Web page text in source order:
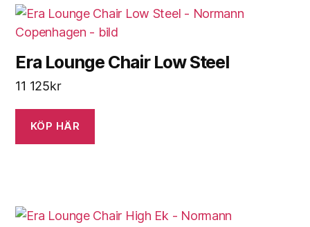
Era Lounge Chair Low Steel
11 125kr
KÖP HÄR